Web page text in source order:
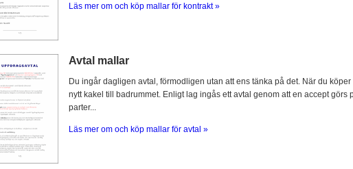
Läs mer om och köp mallar för kontrakt »
Avtal mallar
Du ingår dagligen avtal, förmodligen utan att ens tänka på det. När du
nytt kakel till badrummet. Enligt lag ingås ett avtal genom att en accept görs
parter...
Läs mer om och köp mallar för avtal »